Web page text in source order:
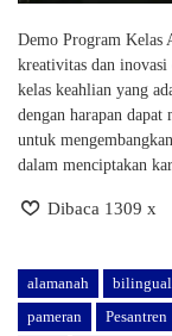
Demo Program Kelas
kreativitas dan
kelas keahlian yang
dengan harapan
untuk
dalam menciptakan
Dibaca 1309 x
alamanah bilingual
pameran
Pesantren